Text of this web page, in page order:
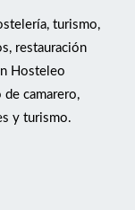
turismo,
restauración
Hosteleo
camarero,
y turismo.